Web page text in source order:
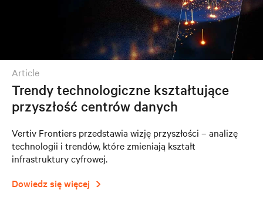
article
Trendy technologiczne kształtujące
przyszłość centrów danych
Vertiv Frontiers przedstawia wizję przyszłości – analizę
technologii i trendów, które zmieniają kształt
infrastruktury cyfrowej.
Dowiedz się więcej